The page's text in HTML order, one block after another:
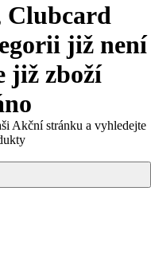
Clubcard
již není
již zboží
Akční stránku a vyhledejte